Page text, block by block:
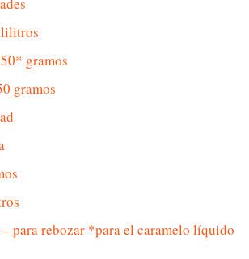
gramos
gramos
para rebozar *para el caramelo líquido